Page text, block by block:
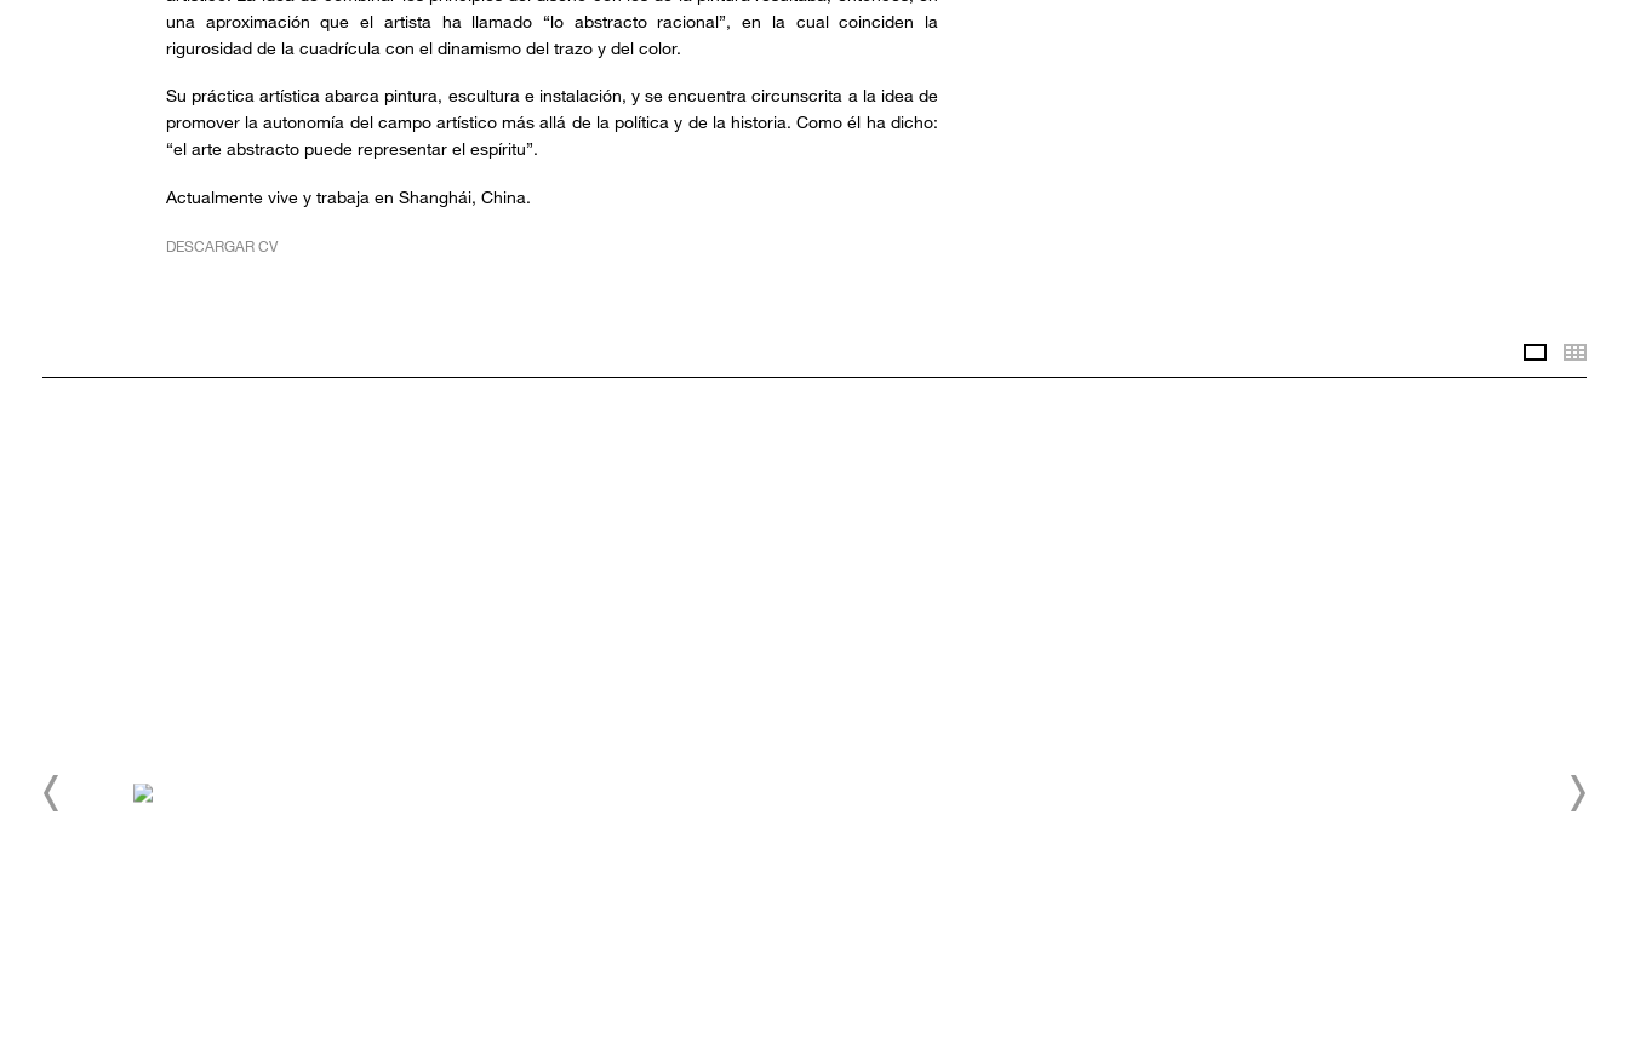
una aproximación que el artista ha llamado “lo abstracto racional”, en la cual coinciden la
rigurosidad de la cuadrícula con el dinamismo del trazo y del color.
Su práctica artística abarca pintura, escultura e instalación, y se encuentra circunscrita a la idea de
promover la autonomía del campo artístico más allá de la política y de la historia. Como él ha dicho:
“el arte abstracto puede representar el espíritu”.
Actualmente vive y trabaja en Shanghái, China.
DESCARGAR CV
Slideshow